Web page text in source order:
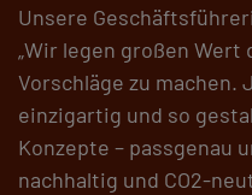
Unsere
„Wir legen großen Wert
Vorschläge zu machen.
einzigartig und so
Konzepte – passgenau
nachhaltig und CO2-